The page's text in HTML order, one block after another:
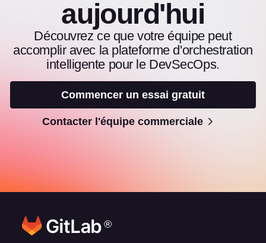
aujourd'hui
Découvrez ce que votre équipe peut
accomplir avec la plateforme d'orchestration
intelligente pour le DevSecOps.
Commencer un essai gratuit
Contacter l'équipe commerciale
®